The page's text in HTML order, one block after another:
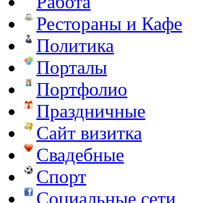
Рестораны и Кафе
Политика
Порталы
Портфолио
Праздничные
Сайт визитка
Свадебные
Спорт
Социальные сети